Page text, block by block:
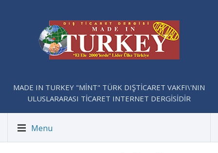
MADE IN TURKEY "MİNT" TÜRK DIŞTİCARET VAKFI\'NIN
ULUSLARARASI TİCARET INTERNET DERGİSİDİR
Menu